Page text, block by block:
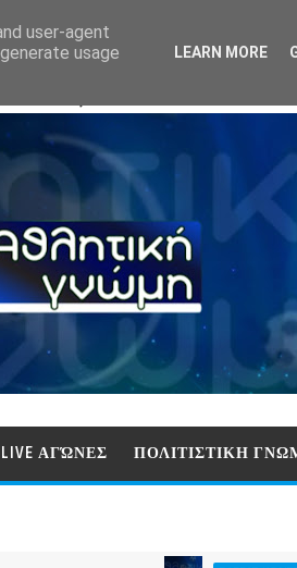
LIVE ΑΓΏΝΕΣ ΠΟΛΙΤΙΣΤΙΚΗ
user-agent
usage
LEARN MORE